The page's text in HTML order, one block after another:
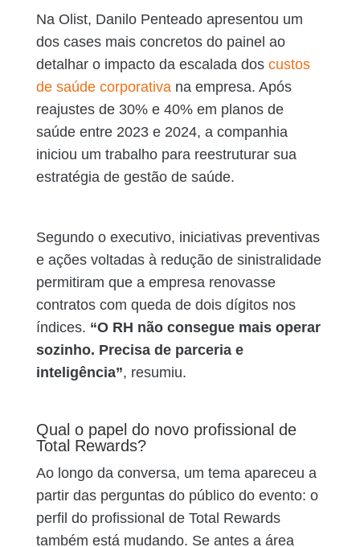
Na Olist, Danilo Penteado apresentou um
dos cases mais concretos do painel ao
detalhar o impacto da escalada dos custos
de saúde corporativana empresa. Após
reajustes de 30% e 40% em planos de
saúde entre 2023 e 2024, a companhia
iniciou um trabalho para reestruturar sua
estratégia de gestão de saúde.
Segundo o executivo, iniciativas preventivas
e ações voltadas à redução de sinistralidade
permitiram que a empresa renovasse
contratos com queda de dois dígitos nos
índices. “O RH não consegue mais operar
sozinho. Precisa de parceria e
inteligência”, resumiu.
Qual o papel do novo profissional de
Total Rewards?
Ao longo da conversa, um tema apareceu a
partir das perguntas do público do evento: o
perfil do profissional de Total Rewards
também está mudando. Se antes a área